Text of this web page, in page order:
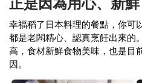
幸福稻了日本料理的餐點，你可
都是老闆精心、認真烹飪出來的
高，食材新鮮食物美味，也是目
因。